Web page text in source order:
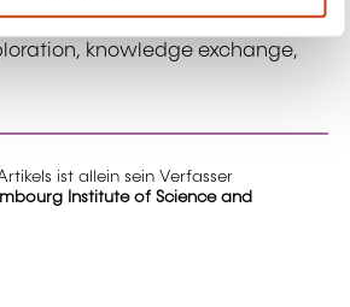
knowledge exchange,
ist allein sein Verfasser
Institute of Science and